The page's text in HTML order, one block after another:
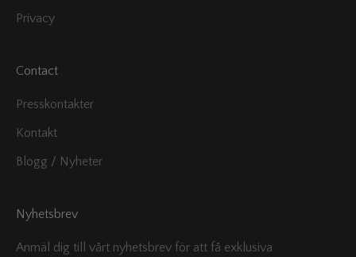
Privacy
Contact
Presskontakter
Kontakt
Blogg / Nyheter
Nyhetsbrev
Anmäl dig till vårt nyhetsbrev för att få exklusiva